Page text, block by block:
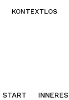
KONTEXTLOS
START INNERES